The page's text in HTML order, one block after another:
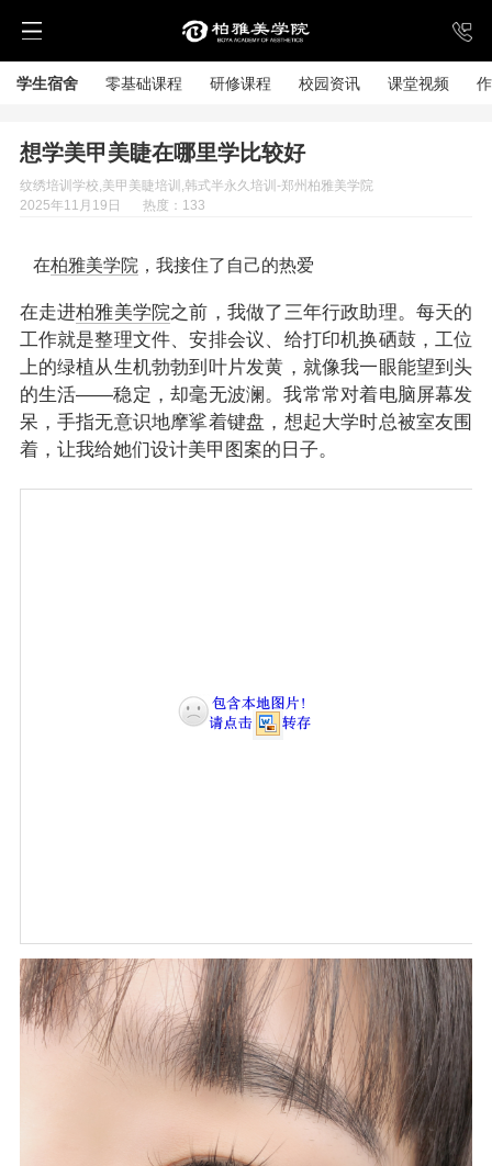
学生宿舍 零基础课程 研修课程 校园资讯 课堂视频
想学美甲美睫在哪里学比较好
纹绣培训学校,美甲美睫培训,韩式半永久培训-郑州柏雅美学院
2025年11月19日
热度：133
在柏雅美学院 ，我接住了自己的热爱
在走进柏雅美学院之前，我做了三年行政助理。每天的
工作就是整理文件、安排会议、给打印机换硒鼓，工位
上的绿植从生机勃勃到叶片发黄，就像我一眼能望到头
的生活——稳定，却毫无波澜。我常常对着电脑屏幕发
呆，手指无意识地摩挲着键盘，想起大学时总被室友围
着，让我给她们设计美甲图案的日子。